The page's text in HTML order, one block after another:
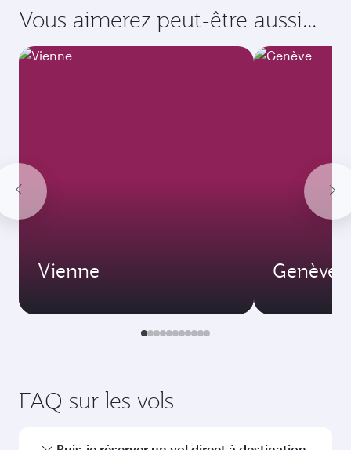
Vous aimerez peut-être aussi...
Vienne Genève
FAQ sur les vols